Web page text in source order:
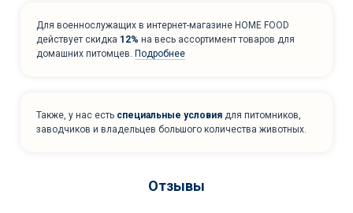
Для военнослужащих в интернет-магазине HOME FOOD
действует скидка 12% на весь ассортимент товаров для
домашних питомцев. Подробнее
Также, у нас есть специальные условия для питомников,
заводчиков и владельцев большого количества животных.
Отзывы